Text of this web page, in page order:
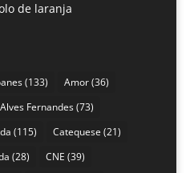
de laranja
(133) Amor(36)
Fernandes(73)
(115) Catequese (21)
(28) CNE (39)